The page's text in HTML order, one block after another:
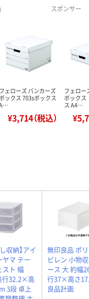
スポンサー
フェローズ バンカーズ
ックス 703sボックス
¥3,714（税込）
フェロー
ボック
ス A4…
収納】アイ
ヤマ テー
スト 幅
32.2×高
3段 卓上
無印良品 ポ
ピレン 小物
ース 大 約幅
行37×高さ
良品計画